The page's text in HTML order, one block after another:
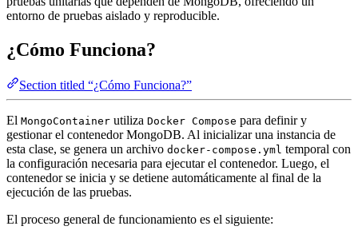
entorno de pruebas aislado y reproducible.
¿Cómo Funciona?
Section titled “¿Cómo Funciona?”
El MongoContainer utiliza Docker Compose para definir y
gestionar el contenedor MongoDB. Al inicializar una instancia de
esta clase, se genera un archivo docker-compose.yml temporal con
la configuración necesaria para ejecutar el contenedor. Luego, el
contenedor se inicia y se detiene automáticamente al final de la
ejecución de las pruebas.
El proceso general de funcionamiento es el siguiente: